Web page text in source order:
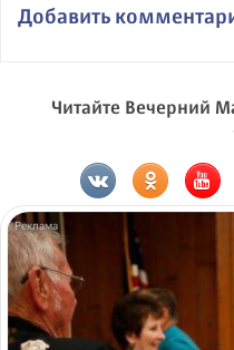
Добавить
Читайте Вечерний